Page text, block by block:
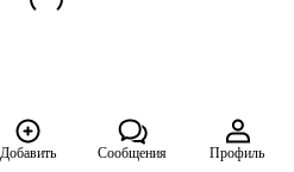
Добавить Сообщения Профиль